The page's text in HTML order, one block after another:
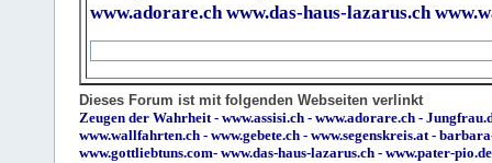
www.adorare.ch www.das-haus-lazarus.ch
Dieses Forum ist mit folgenden Webseiten verlinkt
Zeugen der Wahrheit- www.assisi.ch - www.adorare.ch -
www.wallfahrten.ch - www.gebete.ch - www.segenskreis.at-
www.gottliebtuns.com- www.das-haus-lazarus.ch - www.pater-pio.de